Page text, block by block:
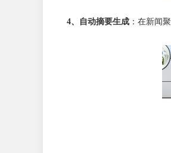
4、自动摘要生成 ：在新闻